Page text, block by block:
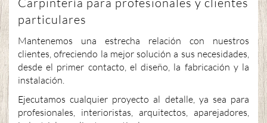
particulares
Mantenemos una estrecha relación con nuestros
clientes, ofreciendo la mejor solución a sus necesidades,
desde el primer contacto, el diseño, la fabricación y la
instalación.
Ejecutamos cualquier proyecto al detalle, ya sea para
profesionales, interioristas, arquitectos, aparejadores,